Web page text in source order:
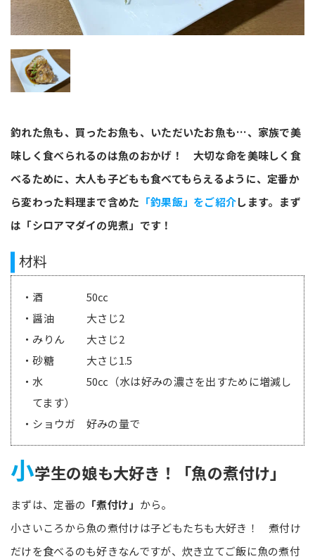
釣れた魚も、買ったお魚も、いただいたお魚も…、家族で美
味しく食べられるのは魚のおかげ！ 大切な命を美味しく食
べるために、大人も子どもも食べてもらえるように、定番か
ら変わった料理まで含めた 「釣果飯」をご紹介します。まず
は「シロアマダイの兜煮」です！
材料
・酒 50㏄
・醤油 大さじ2
・みりん 大さじ2
・砂糖 大さじ1.5
・水 50㏄（水は好みの濃さを出すために増減し
てます）
・ショウガ 好みの量で
小学生の娘も大好き！「魚の煮付け」
まずは、定番の 「煮付け」 から。
小さいころから魚の煮付けは子どもたちも大好き！ 煮付け
だけを食べるのも好きなんですが、炊き立てご飯に魚の煮付